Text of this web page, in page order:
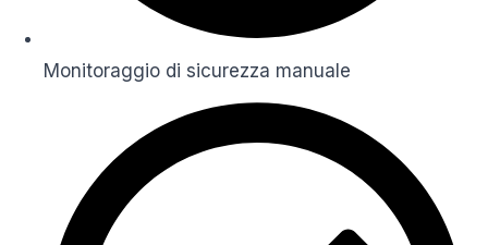
Monitoraggio di sicurezza manuale